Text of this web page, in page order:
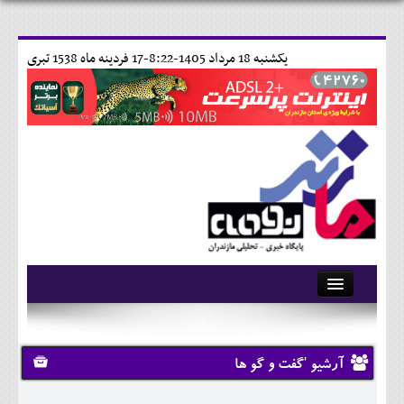
17 فردينه ماه 1538 تبری يکشنبه 18 مرداد 1405-8:22-
آرشیو
تماس با ما
وبلاگ
آرشیو 'گفت و گو ها